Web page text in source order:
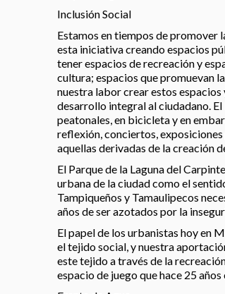
Inclusión Social
Estamos en tiempos de promover
esta iniciativa creando espacios
tener espacios de recreación y
cultura; espacios que promuevan
nuestra labor crear estos
desarrollo integral al ciudadano.
peatonales, en bicicleta y en
reflexión, conciertos,
aquellas derivadas de la creación
El Parque de la Laguna del
urbana de la ciudad como el
Tampiqueños y Tamaulipecos
años de ser azotados por la
El papel de los urbanistas hoy en
el tejido social, y nuestra
este tejido a través de la
espacio de juego que hace 25